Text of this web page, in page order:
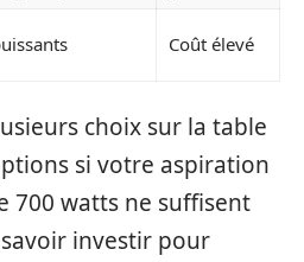
Coût élevé
choix sur la table
si votre aspiration
700 watts ne suffisent
investir pour